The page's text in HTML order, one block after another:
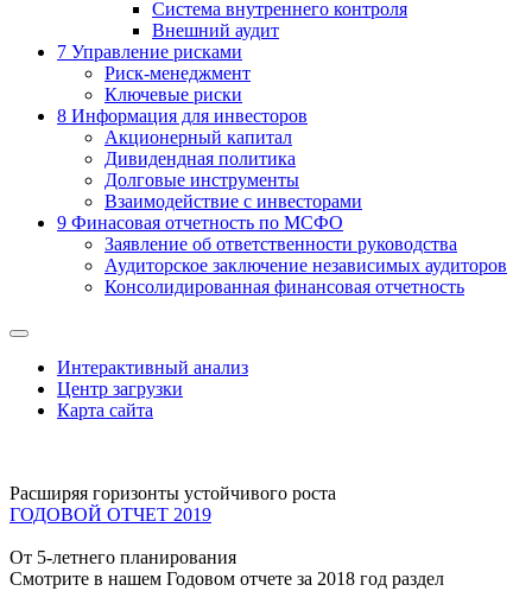
Система внутреннего контроля
Внешний аудит
7 Управление рисками
Риск-менеджмент
Ключевые риски
8 Информация для инвесторов
Акционерный капитал
Дивидендная политика
Долговые инструменты
Взаимодействие с инвеcторами
9 Финасовая отчетность по МСФО
Заявление об ответственности руководства
Аудиторское заключение независимых аудиторов
Консолидированная финансовая отчетность
Интерактивный анализ
Центр загрузки
Карта сайта
Расширяя горизонты устойчивого роста
ГОДОВОЙ ОТЧЕТ 2019
От 5-летнего планирования
Смотрите в нашем Годовом отчете за 2018 год раздел